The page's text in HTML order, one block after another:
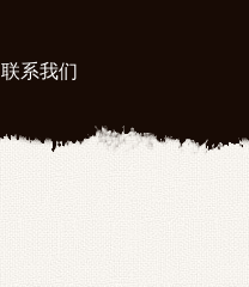
联系我们